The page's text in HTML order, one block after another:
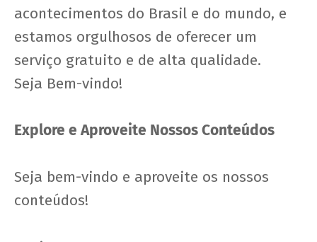
acontecimentos do Brasil e do mundo, e
estamos orgulhosos de oferecer um
serviço gratuito e de alta qualidade.
Seja Bem-vindo!
Explore e Aproveite Nossos Conteúdos
Seja bem-vindo e aproveite os nossos
conteúdos!